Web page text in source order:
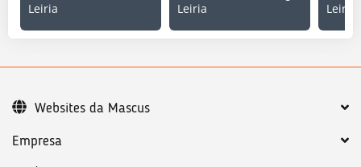
Leiria Leiria Leiria
Empresa
Websites da Mascus